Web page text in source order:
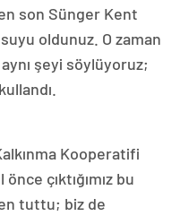
son Sünger Kent
oldunuz. O zaman
şeyi söylüyoruz;
Kooperatifi
çıktığımız bu
tuttu; biz de